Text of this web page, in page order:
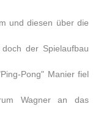
und diesen über die
der Spielaufbau
Pong" Manier fiel
Wagner an das